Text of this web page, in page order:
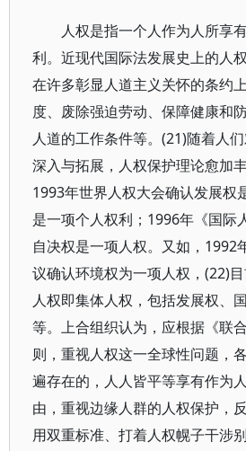
人权是指一个人作为人所享
利。近现代国际法发展史上的人
在许多彰显人道主义关怀的条约
度、废除强迫劳动、保障健康和
人道的工作条件等。(21)随着人
深入与拓展，人权保护理论愈加
1993年世界人权大会确认发展权
是一项个人权利；1996年《国际
自决权是一项人权。又如，1992
议确认环境权为一项人权，(22)
人权即集体人权，包括发展权、
等。上合组织认为，应根据《联
则，重视人权这一全球性问题，
遍存在的，人人皆平等享有作为
由，重视边缘人群的人权保护，
用双重标准、打着人权幌子干涉